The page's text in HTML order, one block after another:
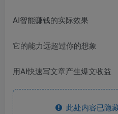
AI智能赚钱的实际效果
它的能力远超过你的想象
用AI快速写文章产生爆文收益
此处内容已隐